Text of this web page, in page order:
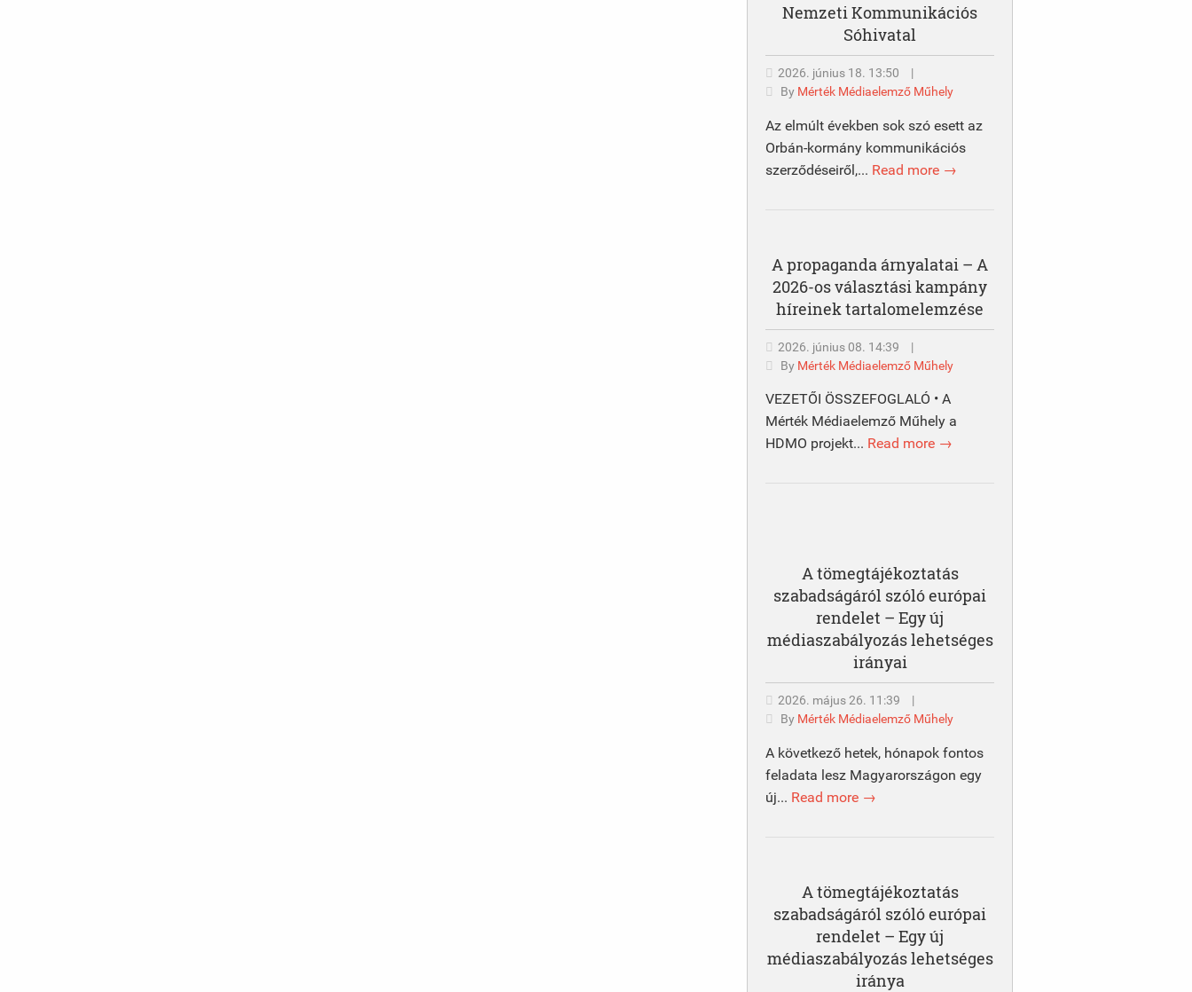
Nemzeti Kommunikációs
Sóhivatal
2026. június 18. 13:50
By Mérték Médiaelemző Műhely
Az elmúlt években sok szó esett az
Orbán-kormány kommunikációs
szerződéseiről,... Read more →
A propaganda árnyalatai – A
2026-os választási kampány
híreinek tartalomelemzése
2026. június 08. 14:39
|
By Mérték Médiaelemző Műhely
VEZETŐI ÖSSZEFOGLALÓ • A
Mérték Médiaelemző Műhely a
HDMO projekt... Read more →
A tömegtájékoztatás
szabadságáról szóló európai
rendelet – Egy új
médiaszabályozás lehetséges
irányai
2026. május 26. 11:39
|
By Mérték Médiaelemző Műhely
A következő hetek, hónapok fontos
feladata lesz Magyarországon egy
új... Read more →
A tömegtájékoztatás
szabadságáról szóló európai
rendelet – Egy új
médiaszabályozás lehetséges
iránya